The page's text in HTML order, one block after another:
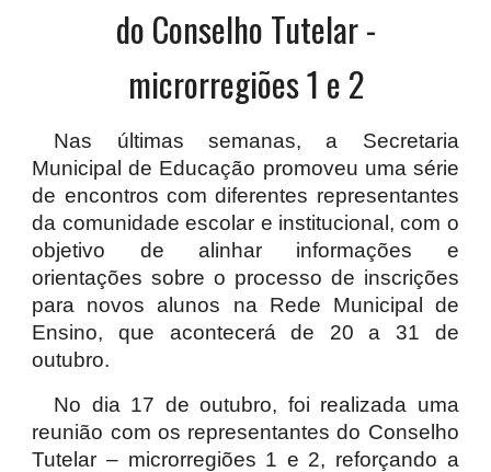
do Conselho Tutelar -
microrregiões 1 e 2
Nas últimas semanas, a Secretaria
Municipal de Educação promoveu uma série
de encontros com diferentes representantes
da comunidade escolar e institucional, com o
objetivo de alinhar informações e
orientações sobre o processo de inscrições
para novos alunos na Rede Municipal de
Ensino, que acontecerá de 20 a 31 de
outubro.
No dia 17 de outubro, foi realizada uma
reunião com os representantes do Conselho
Tutelar – microrregiões 1 e 2, reforçando a